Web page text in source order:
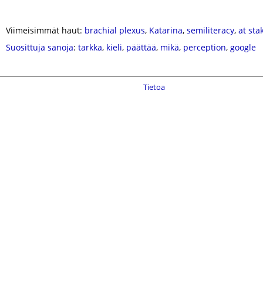
Viimeisimmät haut: brachial plexus, Katarina, semiliteracy, at
Suosittuja sanoja: tarkka, kieli, päättää, mikä, perception, google
Tietoa